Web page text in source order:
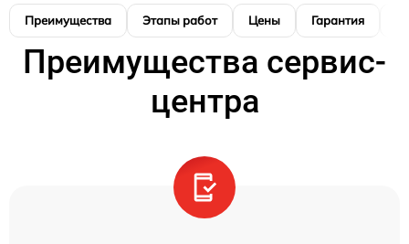
Преимущества Этапы работ Цены Гарантия
Преимущества сервис-
центра